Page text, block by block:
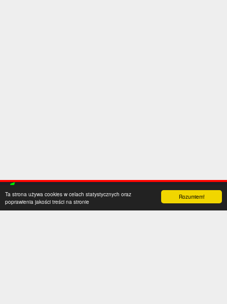
Rozumiem!
Ta strona używa cookies w celach statystycznych oraz
poprawienia jakości treści na stronie